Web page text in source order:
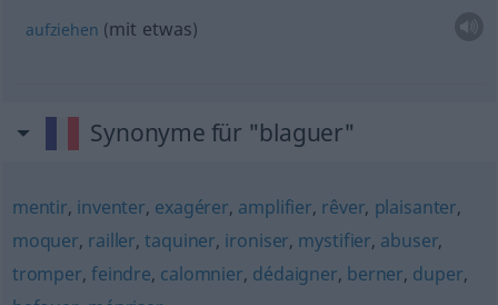
aufziehen (mit etwas)
Synonyme für "blaguer"
mentir, inventer, exagérer, amplifier, rêver, plaisanter,
moquer, railler,taquiner, ironiser, mystifier, abuser,
tromper,feindre, calomnier, dédaigner, berner, duper,